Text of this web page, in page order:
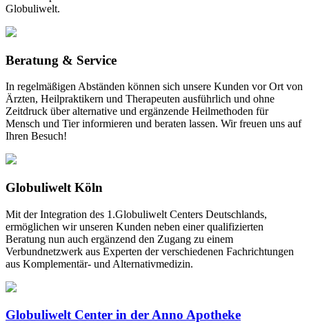
Globuliwelt.
Beratung & Service
In regelmäßigen Abständen können sich unsere Kunden vor Ort von
Ärzten, Heilpraktikern und Therapeuten ausführlich und ohne
Zeitdruck über alternative und ergänzende Heilmethoden für
Mensch und Tier informieren und beraten lassen. Wir freuen uns auf
Ihren Besuch!
Globuliwelt Köln
Mit der Integration des 1.Globuliwelt Centers Deutschlands,
ermöglichen wir unseren Kunden neben einer qualifizierten
Beratung nun auch ergänzend den Zugang zu einem
Verbundnetzwerk aus Experten der verschiedenen Fachrichtungen
aus Komplementär- und Alternativmedizin.
Globuliwelt Center in der Anno Apotheke